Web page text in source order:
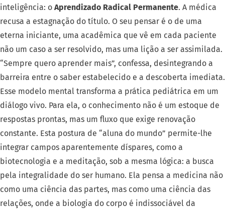
inteligência: o Aprendizado Radical Permanente. A médica
recusa a estagnação do título. O seu pensar é o de uma
eterna iniciante, uma acadêmica que vê em cada paciente
não um caso a ser resolvido, mas uma lição a ser assimilada.
“Sempre quero aprender mais”, confessa, desintegrando a
barreira entre o saber estabelecido e a descoberta imediata.
Esse modelo mental transforma a prática pediátrica em um
diálogo vivo. Para ela, o conhecimento não é um estoque de
respostas prontas, mas um fluxo que exige renovação
constante. Esta postura de “aluna do mundo” permite-lhe
integrar campos aparentemente díspares, como a
biotecnologia e a meditação, sob a mesma lógica: a busca
pela integralidade do ser humano. Ela pensa a medicina não
como uma ciência das partes, mas como uma ciência das
relações, onde a biologia do corpo é indissociável da